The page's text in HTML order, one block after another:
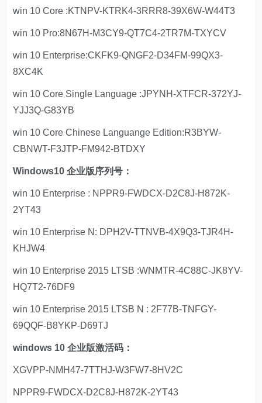
win 10 Core :KTNPV-KTRK4-3RRR8-39X6W-W44T3
win 10 Pro:8N67H-M3CY9-QT7C4-2TR7M-TXYCV
win 10 Enterprise:CKFK9-QNGF2-D34FM-99QX3-
8XC4K
win 10 Core Single Language :JPYNH-XTFCR-372YJ-
YJJ3Q-G83YB
win 10 Core Chinese Languange Edition:R3BYW-
CBNWT-F3JTP-FM942-BTDXY
Windows10 企业版序列号：
win 10 Enterprise : NPPR9-FWDCX-D2C8J-H872K-
2YT43
win 10 Enterprise N: DPH2V-TTNVB-4X9Q3-TJR4H-
KHJW4
win 10 Enterprise 2015 LTSB :WNMTR-4C88C-JK8YV-
HQ7T2-76DF9
win 10 Enterprise 2015 LTSB N : 2F77B-TNFGY-
69QQF-B8YKP-D69TJ
windows 10 企业版激活码：
XGVPP-NMH47-7TTHJ-W3FW7-8HV2C
NPPR9-FWDCX-D2C8J-H872K-2YT43